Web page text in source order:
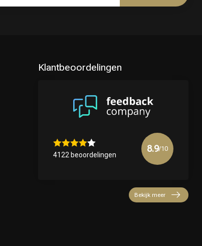
Klantbeoordelingen
4122 beoordelingen
8.9/10
Bekijk meer